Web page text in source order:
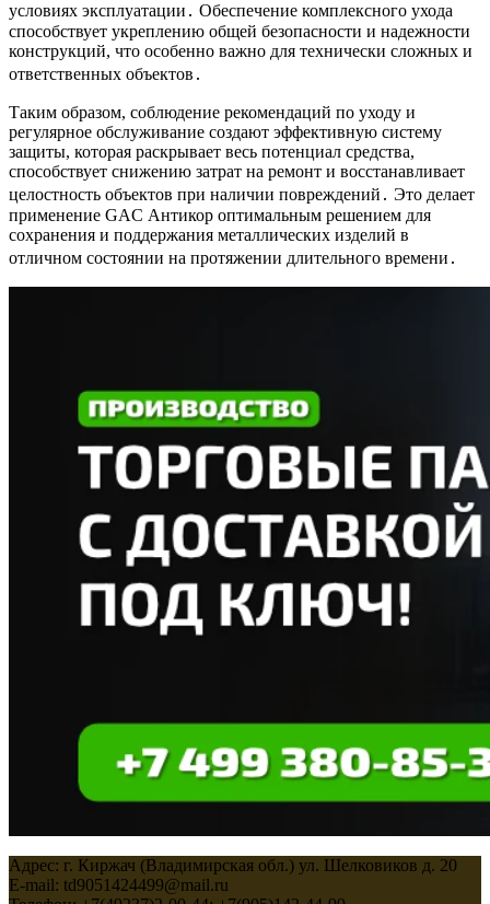
условиях эксплуатации․ Обеспечение комплексного ухода
способствует укреплению общей безопасности и надежности
конструкций, что особенно важно для технически сложных и
ответственных объектов․
Таким образом, соблюдение рекомендаций по уходу и
регулярное обслуживание создают эффективную систему
защиты, которая раскрывает весь потенциал средства,
способствует снижению затрат на ремонт и восстанавливает
целостность объектов при наличии повреждений․ Это делает
применение GAC Антикор оптимальным решением для
сохранения и поддержания металлических изделий в
отличном состоянии на протяжении длительного времени․
Адрес: г. Киржач (Владимирская обл.) ул. Шелковиков д. 20
E-mail: td9051424499@mail.ru